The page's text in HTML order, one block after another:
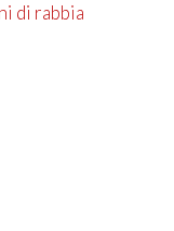
di rabbia